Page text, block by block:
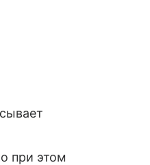
при этом